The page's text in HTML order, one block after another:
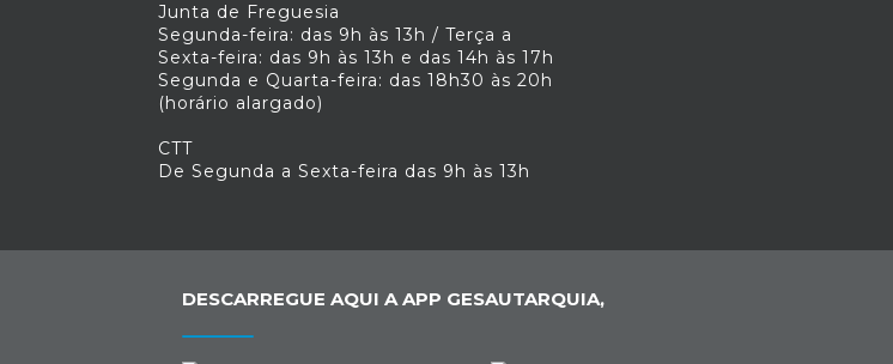
Junta de Freguesia
Segunda-feira: das 9h às 13h / Terça a
Sexta-feira: das 9h às 13h e das 14h às 17h
Segunda e Quarta-feira: das 18h30 às 20h
(horário alargado)
CTT
De Segunda a Sexta-feira das 9h às 13h
DESCARREGUE AQUI A APP GESAUTARQUIA,